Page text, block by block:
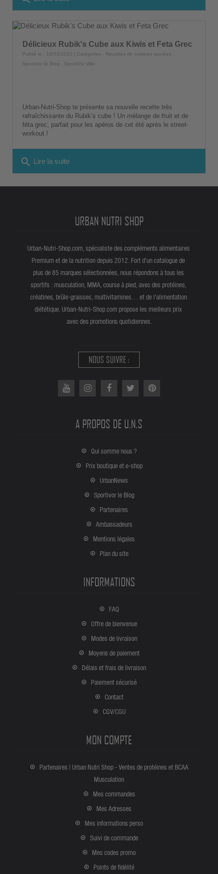
Délicieux Rubik's Cube aux Kiwis et Feta Grec
Publié le : 18/03/2020 | Catégories : Recettes de cuisines sucrées
SportiVor le Blog
SportiVor Wiki
Urban-Nutri-Shop te présente sa nouvelle recette très
rafraîchissante du Rubik’s cube ! Un mélange de fruit et de
féta grec, parfait pour les apéros de cet été après le street-
workout !
search Lire la suite
URBAN NUTRI SHOP
Urban-Nutri-Shop.com, spécialiste des compléments alimentaires
Premium et de la nutrition depuis 2012. Fort d'un catalogue de
plus de 85 marques sélectionnées, nous répondons à tous les
sportifs : musculation, MMA, course à pied, avec des protéines,
créatines, brûle-graisses, multivitamines… et de l'alimentation
diététique. Urban-Nutri-Shop.com propose les meilleurs prix
avec des promotions quotidiennes.
NOUS SUIVRE :
A PROPOS DE U.N.S
Qui somme nous ?
Prix boutique et e-shop
UrbanNews
Sportivor le Blog
Partenaires
Ambassadeurs
Mentions légales
Plan du site
INFORMATIONS
FAQ
Offre de bienvenue
Modes de livraison
Moyens de paiement
Délais et frais de livraison
Paiement sécurisé
Contact
CGV/CGU
MON COMPTE
Partenaires | Urban Nutri Shop - Ventes de protéines et BCAA
Musculation
Mes commandes
Mes Adresses
Mes informations perso
Suivi de commande
Mes codes promo
Points de fidélité